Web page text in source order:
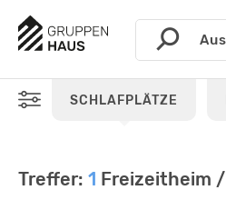
SCHLAFPLÄTZE
Treffer: 1 Freizeitheim